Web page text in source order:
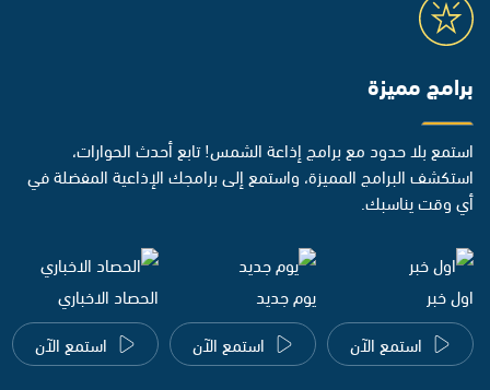
برامج مميزة
استمع بلا حدود مع برامج إذاعة الشمس! تابع أحدث الحوارات،
استكشف البرامج المميزة، واستمع إلى برامجك الإذاعية المفضلة في
أي وقت يناسبك.
اول خبر
استمع الآن
يوم جديد
استمع الآن
الحصاد الاخباري
استمع الآن